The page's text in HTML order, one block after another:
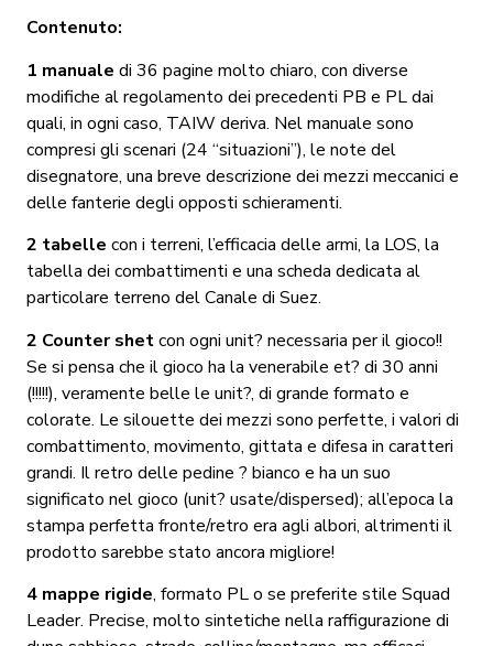
Contenuto:
1 manuale di 36 pagine molto chiaro, con diverse
modifiche al regolamento dei precedenti PB e PL dai
quali, in ogni caso, TAIW deriva. Nel manuale sono
compresi gli scenari (24 “situazioni”), le note del
disegnatore, una breve descrizione dei mezzi meccanici e
delle fanterie degli opposti schieramenti.
2 tabelle con i terreni, l’efficacia delle armi, la LOS, la
tabella dei combattimenti e una scheda dedicata al
particolare terreno del Canale di Suez.
2 Counter shetcon ogni unit? necessaria per il gioco!!
Se si pensa che il gioco ha la venerabile et? di 30 anni
(!!!!!), veramente belle le unit?, di grande formato e
colorate. Le silouette dei mezzi sono perfette, i valori di
combattimento, movimento, gittata e difesa in caratteri
grandi. Il retro delle pedine ? bianco e ha un suo
significato nel gioco (unit? usate/dispersed); all’epoca la
stampa perfetta fronte/retro era agli albori, altrimenti il
prodotto sarebbe stato ancora migliore!
4 mappe rigide, formato PL o se preferite stile Squad
Leader. Precise, molto sintetiche nella raffigurazione di